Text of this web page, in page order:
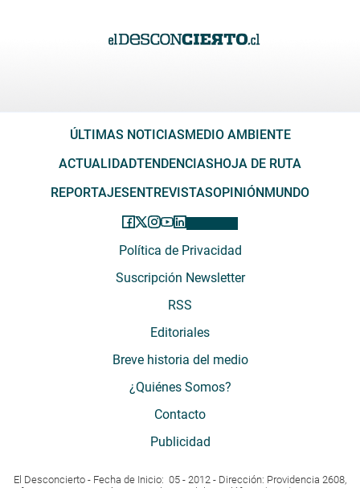
ÚLTIMAS NOTICIASMEDIO AMBIENTE
ACTUALIDADTENDENCIASHOJA DE RUTA
REPORTAJESENTREVISTASOPINIÓNMUNDO
Política de Privacidad
Suscripción Newsletter
RSS
Editoriales
Breve historia del medio
¿Quiénes Somos?
Contacto
Publicidad
El Desconcierto - Fecha de Inicio: 05 - 2012 - Dirección: Providencia 2608,